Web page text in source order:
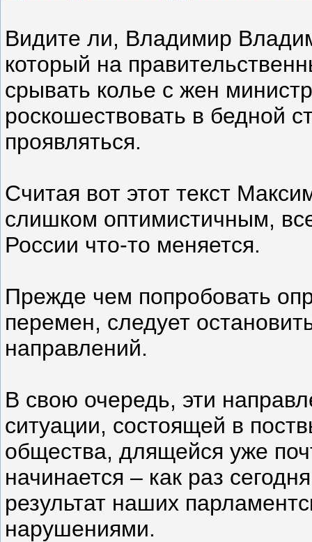
Видите ли, Владимир
который на
срывать колье с жен
роскошествовать в бедной
проявляться.
Считая вот этот текст
слишком оптимистичным,
России что-то меняется.
Прежде чем попробовать
перемен, следует
направлений.
В свою очередь, эти
ситуации, состоящей в
общества, длящейся уже
начинается – как раз
результат наших
нарушениями.